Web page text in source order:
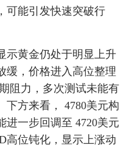
可能引发快速突破行
示黄金仍处于明显上升
缓，价格进入高位整理
阻力，多次测试未能有
下方来看， 4780美元构
进一步回调至 4720美元
高位钝化，显示上涨动